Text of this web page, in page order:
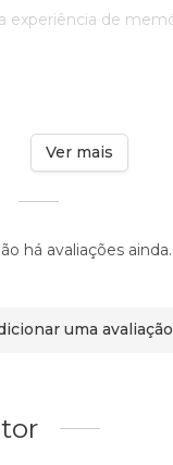
experiência de
Ver mais
há avaliações ainda.
uma avaliação